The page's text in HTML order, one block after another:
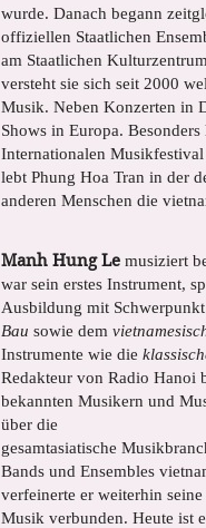
wurde. Danach begann
offiziellen Staatlichen
am Staatlichen
versteht sie sich seit 2000
Musik. Neben Konzerten in
Shows in Europa.
Internationalen
lebt Phung Hoa Tran in der
anderen Menschen die
Manh Hung Le musiziert
war sein erstes Instrument,
Ausbildung mit
Bau sowie dem
Instrumente wie die
Redakteur von Radio Hanoi
bekannten Musikern und
über die
gesamtasiatische
Bands und Ensembles
verfeinerte er weiterhin
Musik verbunden. Heute ist